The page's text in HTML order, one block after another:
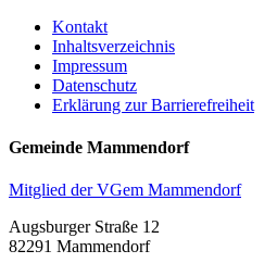
Kontakt
Inhaltsverzeichnis
Impressum
Datenschutz
Erklärung zur Barrierefreiheit
Gemeinde Mammendorf
Mitglied der VGem Mammendorf
Augsburger Straße 12
82291 Mammendorf